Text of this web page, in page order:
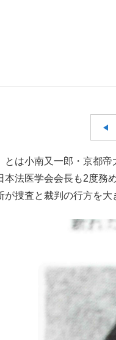
れる相棒・ドラムが認めた“
とは小南又一郎・京都
本法医学会会長も2度務
が捜査と裁判の行方を